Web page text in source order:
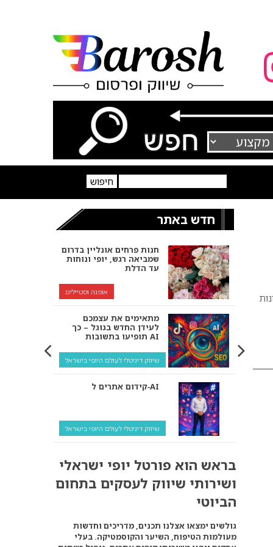
חדש באתר חנות פרחים אונליין בדרום
שמביאה רגש, יופי ונוחות
מתאימים את עצמכם
לעידן החדש בגוגל – כך
שיווק דיגיטלי לעולם היופי בישראל
קידום אתרים ל‑AI
איך מנועי AI “חושבים” –
ולמה העסק שלך צריך
שיווק דיגיטלי לעסקים
שיווק דיגיטלי לעסקים
בראש הוא פורטל יופי ישראלי
ושירותי שיווק לעסקים בתחום
הביוטי
גולשים ימצאו אצלנו תכנים, מדריכים וחדשות
מעולמות הטיפוח, השיער והקוסמטיקה. בעלי